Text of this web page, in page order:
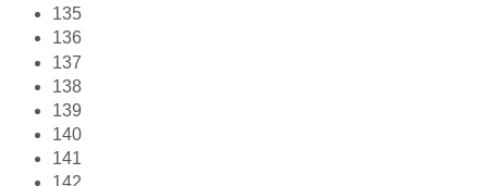
135
136
137
138
139
140
141